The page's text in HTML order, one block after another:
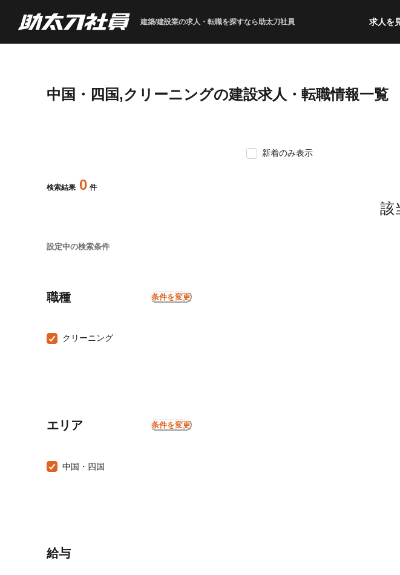
建築/建設業の求人・転職を探すなら助太刀社員 求人を
中国・四国,クリーニングの建設求人・転職情報一覧
検索結果 0 件
設定中の検索条件
職種 条件を変更
クリーニング
エリア 条件を変更
中国・四国
給与
新着のみ表示
該